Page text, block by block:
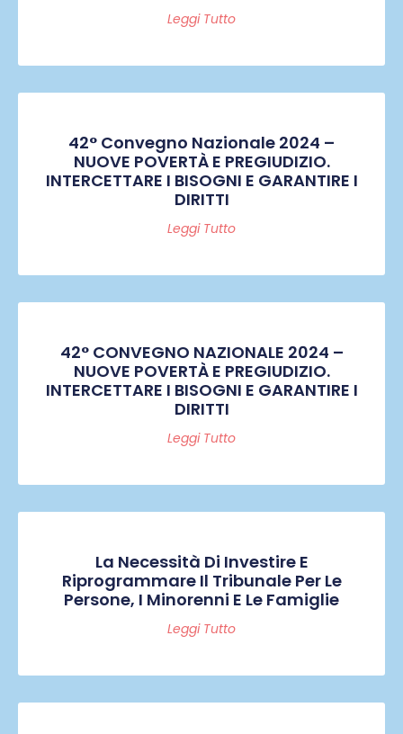
Leggi Tutto
42° Convegno Nazionale 2024 –
NUOVE POVERTÀ E PREGIUDIZIO.
INTERCETTARE I BISOGNI E GARANTIRE I
DIRITTI
Leggi Tutto
42° CONVEGNO NAZIONALE 2024 –
NUOVE POVERTÀ E PREGIUDIZIO.
INTERCETTARE I BISOGNI E GARANTIRE I
DIRITTI
Leggi Tutto
La Necessità Di Investire E
Riprogrammare Il Tribunale Per Le
Persone, I Minorenni E Le Famiglie
Leggi Tutto